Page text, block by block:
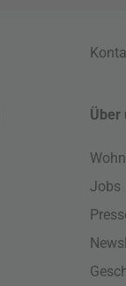
Über
Jobs